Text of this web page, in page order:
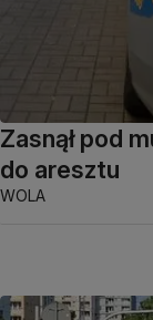
Zasnął pod
do aresztu
WOLA